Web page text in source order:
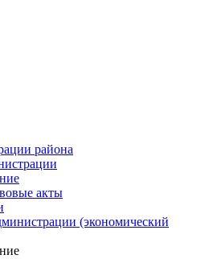
района
акты
(экономический